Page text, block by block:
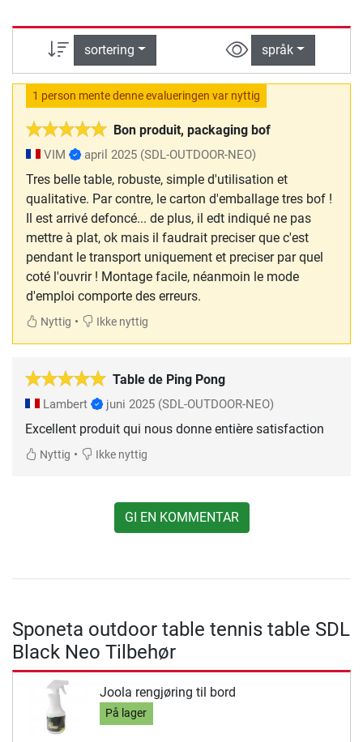
sortering språk
Bon produit, packaging bof
1 person mente denne evalueringen var nyttig
VIM april 2025 (SDL-OUTDOOR-NEO)
Tres belle table, robuste, simple d'utilisation et
qualitative. Par contre, le carton d'emballage tres bof !
Il est arrivé defoncé... de plus, il edt indiqué ne pas
mettre à plat, ok mais il faudrait preciser que c'est
pendant le transport uniquement et preciser par quel
coté l'ouvrir ! Montage facile, néanmoin le mode
d'emploi comporte des erreurs.
Nyttig • Ikke nyttig
Table de Ping Pong
Lambert juni 2025 (SDL-OUTDOOR-NEO)
Excellent produit qui nous donne entière satisfaction
Nyttig • Ikke nyttig
GI EN KOMMENTAR
Sponeta outdoor table tennis table SDL
Black Neo Tilbehør
Joola rengjøring til bord
På lager